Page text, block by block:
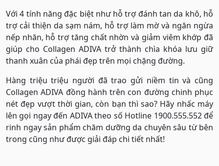
Với 4 tính năng đặc biệt như hỗ trợ đánh tan da khô, hỗ
trợ cải thiện da sạm nám, hỗ trợ làm mờ và ngăn ngừa
nếp nhăn, hỗ trợ tăng chất nhờn và giảm viêm khớp đã
giúp cho Collagen ADIVA trở thành chìa khóa lưu giữ
thanh xuân của phái đẹp trên mọi chặng đường.
Hàng triệu triệu người đã trao gửi niềm tin và cũng
Collagen ADIVA đồng hành trên con đường chinh phục
nét đẹp vượt thời gian, còn bạn thì sao? Hãy nhấc máy
lên gọi ngay đến ADIVA theo số Hotline 1900.555.552 để
rinh ngay sản phẩm chăm dưỡng da chuyên sâu từ bên
trong cũng như được giải đáp chi tiết nhất!